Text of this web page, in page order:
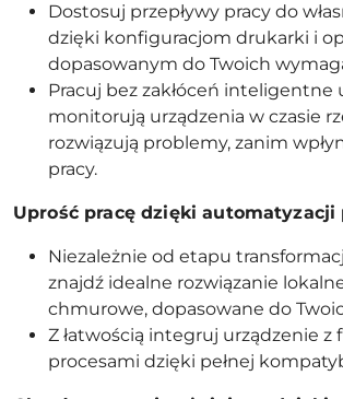
Dostosuj przepływy pracy do
dzięki konfiguracjom drukarki i
dopasowanym do Twoich
Pracuj bez zakłóceń inteligentne
monitorują urządzenia w czasie
rozwiązują problemy, zanim
pracy.
Uprość pracę dzięki automatyzacji
Niezależnie od etapu
znajdź idealne rozwiązanie
chmurowe, dopasowane do
Z łatwością integruj urządzenie z
procesami dzięki pełnej